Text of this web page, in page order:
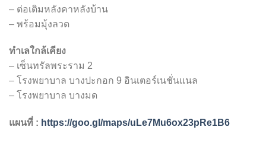
– ต่อเติมหลังคาหลังบ้าน
– พร้อมมุ้งลวด
ทำเลใกล้เคียง
– เซ็นทรัลพระราม 2
– โรงพยาบาล บางปะกอก 9 อินเตอร์​เนชั่นแนล​
– โรงพยาบาล บางมด
แผนที่ : https://goo.gl/maps/uLe7Mu6ox23pRe1B6